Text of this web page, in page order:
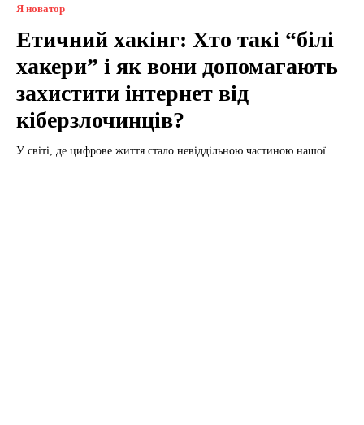
Я новатор
Етичний хакінг: Хто такі “білі
хакери” і як вони допомагають
захистити інтернет від
кіберзлочинців?
У світі, де цифрове життя стало невіддільною частиною нашої...